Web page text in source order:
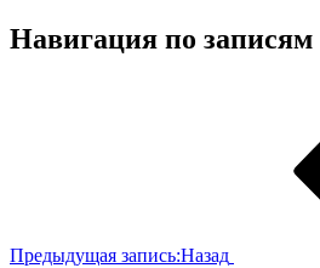
Навигация по записям
Предыдущая запись:Назад